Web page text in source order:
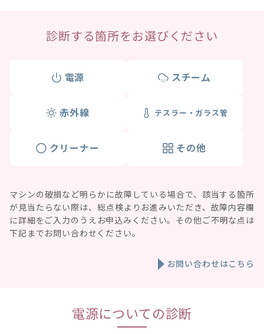
診断する箇所をお選びください
電源 スチーム
赤外線 テスラー・ガラス管
クリーナー その他
マシンの破損など明らかに故障している場合で、該当する箇所
が見当たらない際は、総点検よりお進みいただき、故障内容欄
に詳細をご入力のうえお申込みください。その他ご不明な点は
下記までお問い合わせください。
お問い合わせはこちら
電源についての診断